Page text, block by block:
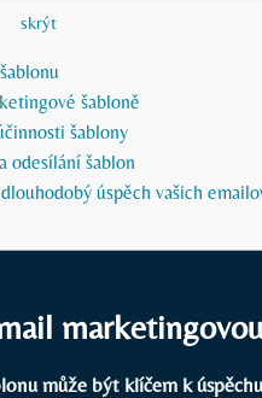
skrýt]
šabloně
šablony
odesílání šablon
úspěch vašich
může být klíčem k